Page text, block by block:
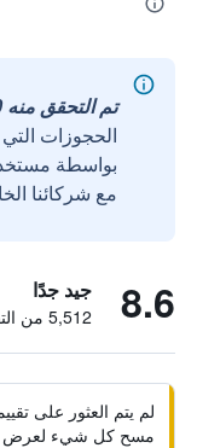
تم التحقق منه 100%
الحجوزات
مع شركائنا
8.6 جيد جدًا
5,512 من التقييمات تم التحقق منها
لم يتم العثور على
مسح كل شيء لعرض